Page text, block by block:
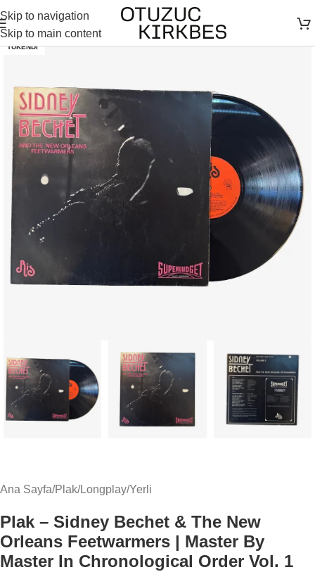
Skip to navigation
Skip to main content
TÜKENDI
Ana Sayfa/Plak/Longplay/Yerli
Plak – Sidney Bechet & The New
Orleans Feetwarmers | Master By
Master In Chronological Order Vol. 1